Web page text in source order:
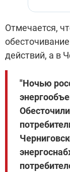
Отмечается,
действий, а в
"Ночью